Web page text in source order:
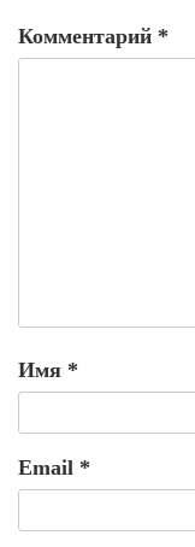
Комментарий *
Имя *
Email *